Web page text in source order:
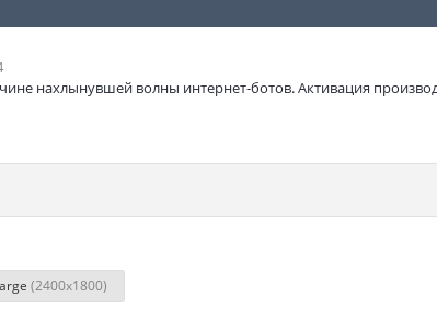
нахлынувшей волны интернет-ботов. Активация
(2400x1800)